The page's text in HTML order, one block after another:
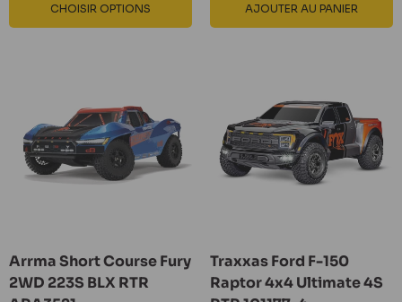
CHOISIR OPTIONS AJOUTER AU PANIER
Arrma Short Course Fury
2WD 223S BLX RTR
Traxxas Ford F-150
Raptor 4x4 Ultimate 4S